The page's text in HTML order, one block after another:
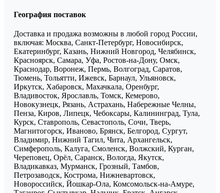
География поставок
Доставка и продажа возможны в любой город России,
включая: Москва, Санкт-Петербург, Новосибирск,
Екатеринбург, Казань, Нижний Новгород, Челябинск,
Красноярск, Самара, Уфа, Ростов-на-Дону, Омск,
Краснодар, Воронеж, Пермь, Волгоград, Саратов,
Тюмень, Тольятти, Ижевск, Барнаул, Ульяновск,
Иркутск, Хабаровск, Махачкала, Оренбург,
Владивосток, Ярославль, Томск, Кемерово,
Новокузнецк, Рязань, Астрахань, Набережные Челны,
Пенза, Киров, Липецк, Чебоксары, Калининград, Тула,
Курск, Ставрополь, Севастополь, Сочи, Тверь,
Магнитогорск, Иваново, Брянск, Белгород, Сургут,
Владимир, Нижний Тагил, Чита, Архангельск,
Симферополь, Калуга, Смоленск, Волжский, Курган,
Череповец, Орёл, Саранск, Вологда, Якутск,
Владикавказ, Мурманск, Грозный, Тамбов,
Петрозаводск, Кострома, Нижневартовск,
Новороссийск, Йошкар-Ола, Комсомольск-на-Амуре,